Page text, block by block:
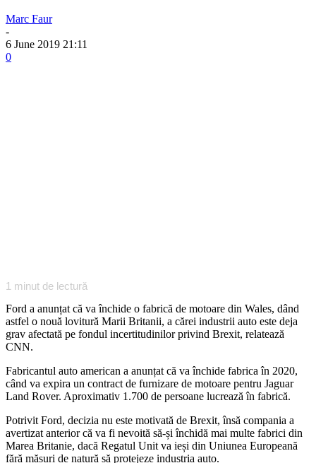
Marc Faur
-
6 June 2019 21:11
0
1 minut de lectură
Ford a anunțat că va închide o fabrică de motoare din Wales, dând
astfel o nouă lovitură Marii Britanii, a cărei industrii auto este deja
grav afectată pe fondul incertitudinilor privind Brexit, relatează
CNN.
Fabricantul auto american a anunțat că va închide fabrica în 2020,
când va expira un contract de furnizare de motoare pentru Jaguar
Land Rover. Aproximativ 1.700 de persoane lucrează în fabrică.
Potrivit Ford, decizia nu este motivată de Brexit, însă compania a
avertizat anterior că va fi nevoită să-și închidă mai multe fabrici din
Marea Britanie, dacă Regatul Unit va ieși din Uniunea Europeană
fără măsuri de natură să protejeze industria auto.